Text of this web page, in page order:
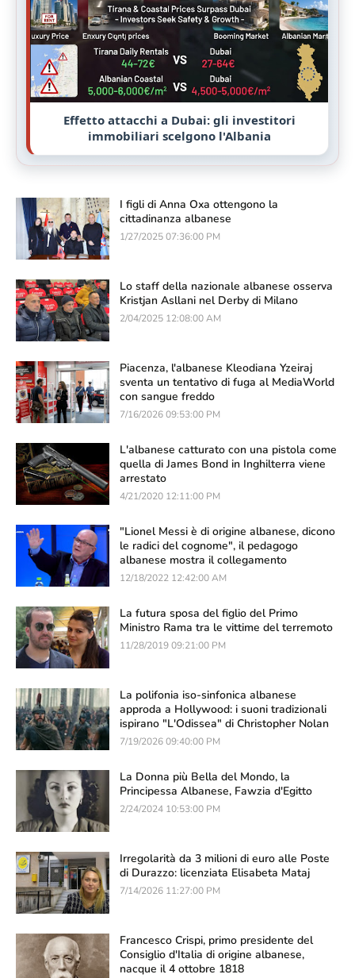
Effetto attacchi a Dubai: gli investitori
immobiliari scelgono l'Albania
I figli di Anna Oxa ottengono la
cittadinanza albanese
1/27/2025 07:36:00 PM
Lo staff della nazionale albanese osserva
Kristjan Asllani nel Derby di Milano
2/04/2025 12:08:00 AM
Piacenza, l'albanese Kleodiana Yzeiraj
sventa un tentativo di fuga al MediaWorld
con sangue freddo
7/16/2026 09:53:00 PM
L'albanese catturato con una pistola come
quella di James Bond in Inghilterra viene
arrestato
4/21/2020 12:11:00 PM
"Lionel Messi è di origine albanese, dicono
le radici del cognome", il pedagogo
albanese mostra il collegamento
12/18/2022 12:42:00 AM
La futura sposa del figlio del Primo
Ministro Rama tra le vittime del terremoto
11/28/2019 09:21:00 PM
La polifonia iso-sinfonica albanese
approda a Hollywood: i suoni tradizionali
ispirano "L'Odissea" di Christopher Nolan
7/19/2026 09:40:00 PM
La Donna più Bella del Mondo, la
Principessa Albanese, Fawzia d'Egitto
2/24/2024 10:53:00 PM
Irregolarità da 3 milioni di euro alle Poste
di Durazzo: licenziata Elisabeta Mataj
7/14/2026 11:27:00 PM
Francesco Crispi, primo presidente del
Consiglio d'Italia di origine albanese,
nacque il 4 ottobre 1818